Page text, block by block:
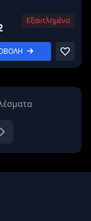
Εξαντλημένο